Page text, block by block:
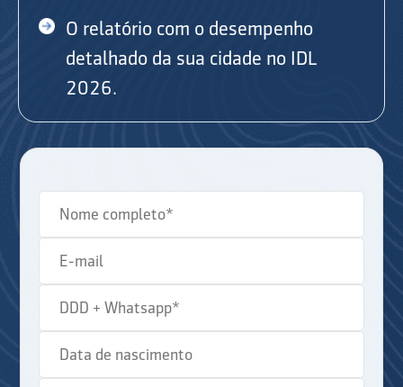
O relatório com o desempenho
detalhado da sua cidade no IDL
2026.